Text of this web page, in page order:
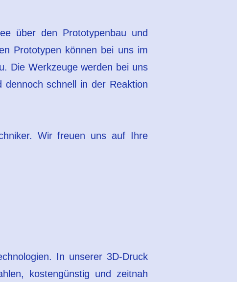
über den Prototypenbau und
Prototypen können bei uns im
Die Werkzeuge werden bei uns
schnell in der Reaktion
Wir freuen uns auf Ihre
In unserer 3D-Druck
kostengünstig und zeitnah